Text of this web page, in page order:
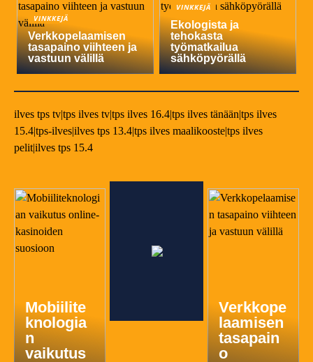
VINKKEJÄ
Verkkopelaamisen
tasapaino viihteen ja
vastuun välillä
VINKKEJÄ
Ekologista ja
tehokasta
työmatkailua
sähköpyörällä
ilves tps tv|tps ilves tv|tps ilves 16.4|tps ilves tänään|tps ilves
15.4|tps-ilves|ilves tps 13.4|tps ilves maalikooste|tps ilves
pelit|ilves tps 15.4
Mobiilite
knologia
n
vaikutus
Verkkope
laamisen
tasapain
o